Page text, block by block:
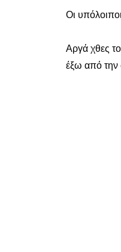
Οι
Αργά χθες
έξω από την